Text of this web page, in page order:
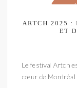
,
ARTCH 2025 :
ET
Le festival Artch
cœur de Montréal